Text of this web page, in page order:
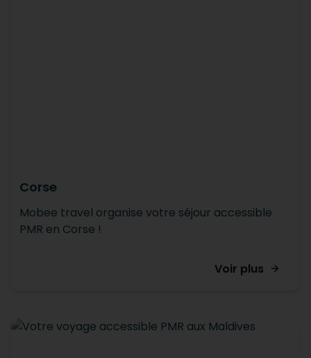
Corse
Mobee travel organise votre séjour accessible
PMR en Corse !
Voir plus